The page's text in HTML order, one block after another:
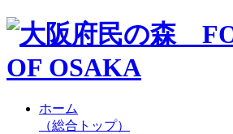
ホーム
（総合トップ）